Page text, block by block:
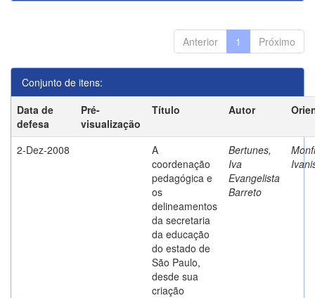
Anterior 1 Próximo
Conjunto de itens:
Data de
defesa
Pré-
visualização
Título Autor
2-Dez-2008
A
coordenação
pedagógica e
os
delineamentos
da secretaria
da educação
do estado de
São Paulo,
desde sua
criação
Bertunes,
Iva
Evangelista
Barreto